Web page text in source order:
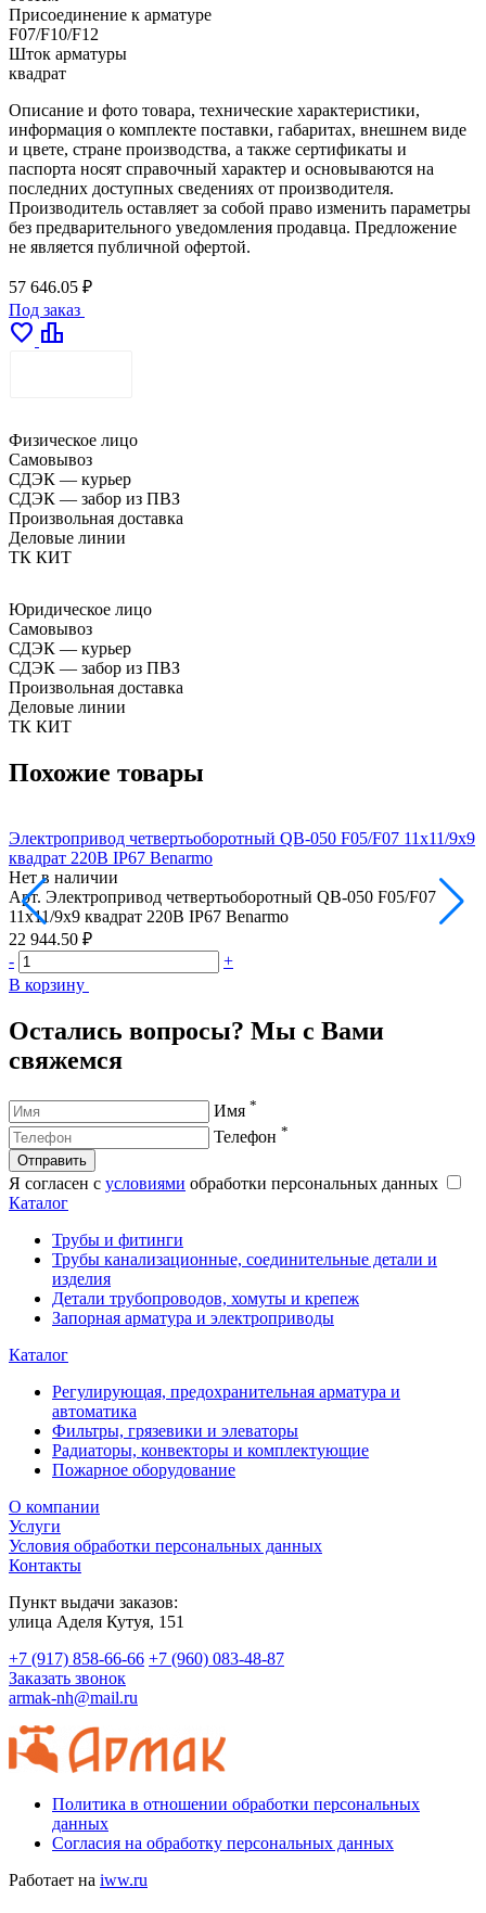
Присоединение к арматуре
F07/F10/F12
Шток арматуры
квадрат
Описание и фото товара, технические характеристики,
информация о комплекте поставки, габаритах, внешнем виде
и цвете, стране производства, а также сертификаты и
паспорта носят справочный характер и основываются на
последних доступных сведениях от производителя.
Производитель оставляет за собой право изменить параметры
без предварительного уведомления продавца. Предложение
не является публичной офертой.
57 646.05 ₽
Под заказ
favorite leaderboard
Физическое лицо
Самовывоз
СДЭК — курьер
СДЭК — забор из ПВЗ
Произвольная доставка
Деловые линии
ТК КИТ
Юридическое лицо
Самовывоз
СДЭК — курьер
СДЭК — забор из ПВЗ
Произвольная доставка
Деловые линии
ТК КИТ
Похожие товары
Электропривод четвертьоборотный QB-050 F05/F07 11х11/9х9
квадрат 220В IP67 Benarmo
Нет в наличии
Арт. Электропривод четвертьоборотный QB-050 F05/F07
11х11/9х9 квадрат 220В IP67 Benarmo
22 944.50 ₽
-
+
В корзину
Остались вопросы? Мы с Вами
свяжемся
Имя *
Телефон *
Отправить
Я согласен с условиями обработки персональных данных
Каталог
Трубы и фитинги
Трубы канализационные, соединительные детали и
изделия
Детали трубопроводов, хомуты и крепеж
Запорная арматура и электроприводы
Каталог
Регулирующая, предохранительная арматура и
автоматика
Фильтры, грязевики и элеваторы
Радиаторы, конвекторы и комплектующие
Пожарное оборудование
О компании
Услуги
Условия обработки персональных данных
Контакты
Пункт выдачи заказов:
​улица Аделя Кутуя, 151
+7 (917) 858-66-66 +7 (960) 083-48-87
Заказать звонок
armak-nh@mail.ru
Политика в отношении обработки персональных
данных
Согласия на обработку персональных данных
Работает на iww.ru